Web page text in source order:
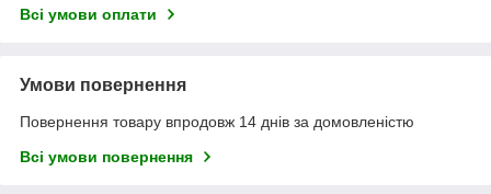
Всі умови оплати
Умови повернення
Повернення товару впродовж 14 днів за домовленістю
Всі умови повернення